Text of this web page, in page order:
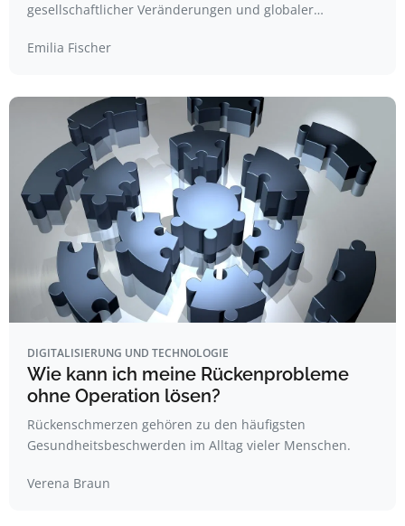
gesellschaftlicher Veränderungen und globaler…
Emilia Fischer
DIGITALISIERUNG UND TECHNOLOGIE
Wie kann ich meine Rückenprobleme
ohne Operation lösen?
Rückenschmerzen gehören zu den häufigsten
Gesundheitsbeschwerden im Alltag vieler Menschen.
Verena Braun